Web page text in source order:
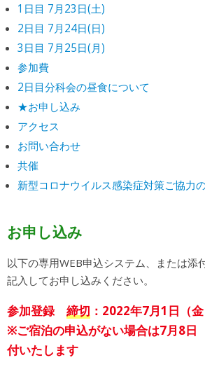
1日目 7月23日(土)
2日目 7月24日(日)
3日目 7月25日(月)
参加費
2日目分科会の昼食について
★お申し込み
アクセス
お問い合わせ
共催
新型コロナウイルス感染症対策ご協力
お申し込み
以下の専用WEB申込システム、または添
記入してお申し込みください。
参加登録 締切 ：2022年7月1日（
※ご宿泊の申込がない場合は7月8日
付いたします